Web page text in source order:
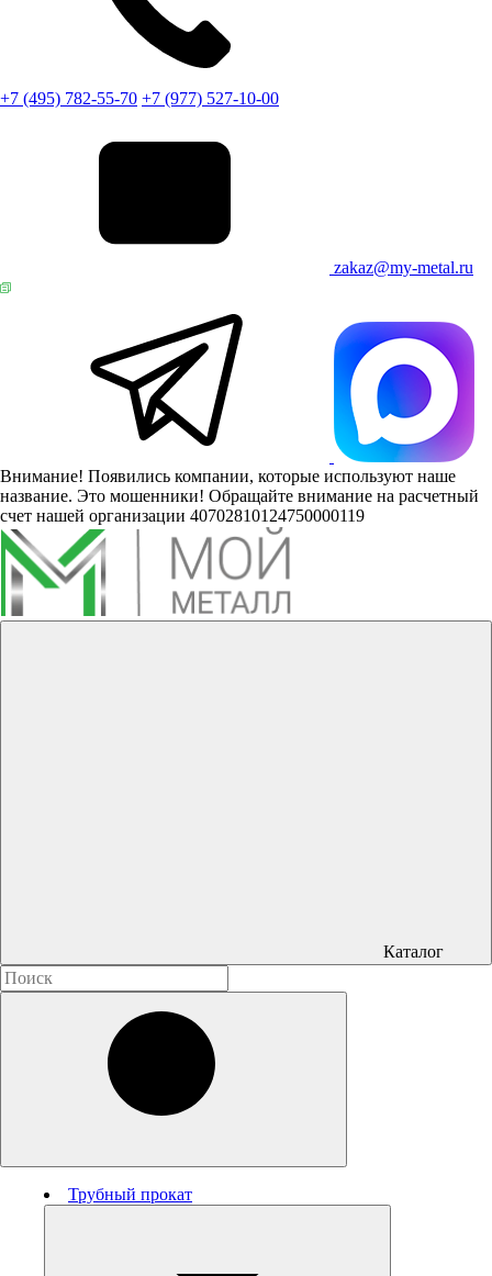
+7 (495) 782-55-70 +7 (977) 527-10-00
zakaz@my-metal.ru
Внимание! Появились компании, которые используют наше
название. Это мошенники! Обращайте внимание на расчетный
счет нашей организации 40702810124750000119
Каталог
Трубный прокат